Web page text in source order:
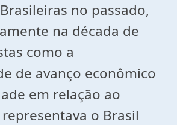
no passado,
na década de
como a
de avanço econômico
em relação ao
o Brasil